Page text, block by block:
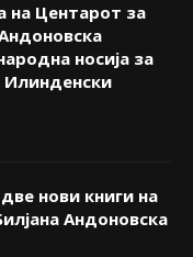
на Центарот за
носија за
Илинденски
нови книги на
Андоновска